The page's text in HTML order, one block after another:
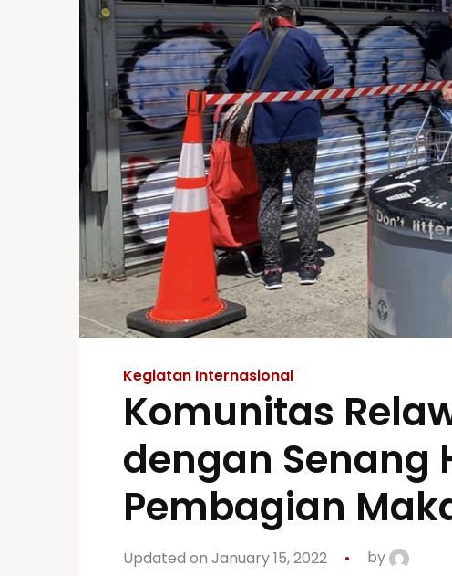
Kegiatan Internasional
Komunitas
dengan Senang
Pembagian
Updated on January 15, 2022 by